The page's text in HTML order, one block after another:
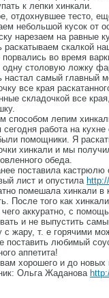
к лепки хинкали.
отдохнувшее тесто,
небольшой кусок от
нарезаем на равные
раскатываем скалкой
порвались во время
одну столовую ложку
настал самый главный
все края
складочкой все
способом лепим
сегодня работа на
помощники. Я
хинкали и мы
обеда.
поставила кастрюлю
лист и опустила
помешала хинкали в
После того как
чего аккуратно, с
и не выпустить
с жару, т. е горячими
поставить любимый
аппетита!
хорошего и до новых
Ольга Жаданова